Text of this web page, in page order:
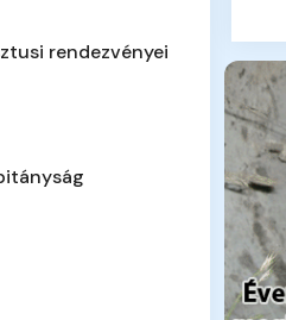
rendezvényei